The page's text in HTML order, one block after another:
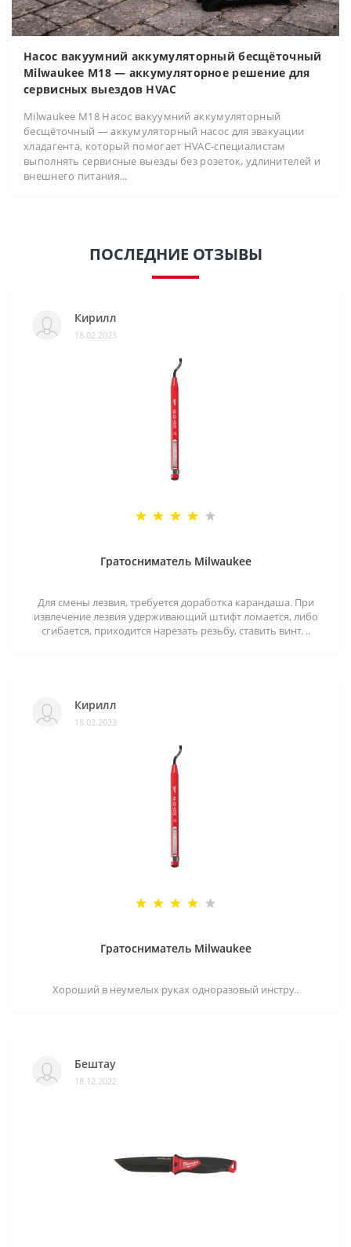
Насос вакуумний аккумуляторный бесщёточный
Milwaukee M18 — аккумуляторное решение для
сервисных выездов HVAC
Milwaukee M18 Насос вакуумний аккумуляторный
бесщёточный — аккумуляторный насос для эвакуации
хладагента, который помогает HVAC-специалистам
выполнять сервисные выезды без розеток, удлинителей и
внешнего питания...
ПОСЛЕДНИЕ ОТЗЫВЫ
Кирилл
18.02.2023
Гратосниматель Milwaukee
Для смены лезвия, требуется доработка карандаша. При
извлечение лезвия удерживающий штифт ломается, либо
сгибается, приходится нарезать резьбу, ставить винт. ..
Кирилл
18.02.2023
Гратосниматель Milwaukee
Хороший в неумелых руках одноразовый инстру..
Бештау
18.12.2022